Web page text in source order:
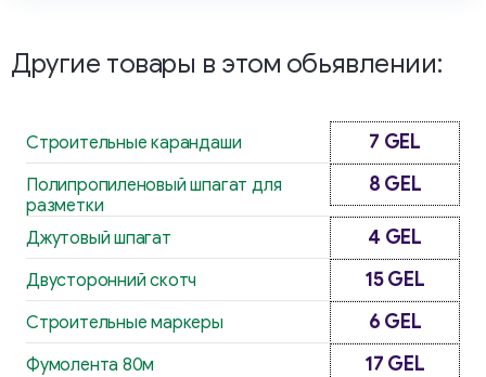
Другие товары в этом обьявлении:
Строительные карандаши 7 GEL
Полипропиленовый шпагат для
разметки
8 GEL
Джутовый шпагат 4 GEL
Двусторонний скотч 15 GEL
Строительные маркеры 6 GEL
Фумолента 80м 17 GEL